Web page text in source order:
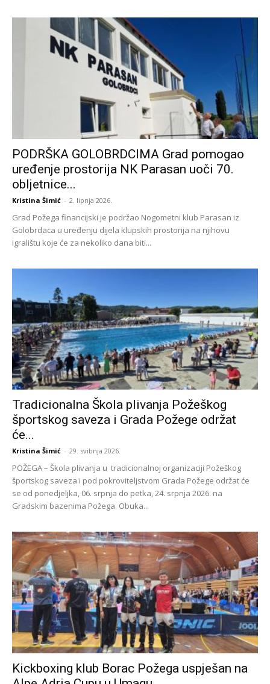
PODRŠKA GOLOBRDCIMA Grad pomogao
uređenje prostorija NK Parasan uoči 70.
obljetnice...
Kristina Šimić - 2. lipnja 2026.
Grad Požega financijski je podržao Nogometni klub Parasan iz
Golobrdaca u uređenju dijela klupskih prostorija na njihovu
igralištu koje će za nekoliko dana biti...
Tradicionalna Škola plivanja Požeškog
športskog saveza i Grada Požege održat
će...
Kristina Šimić - 29. svibnja 2026.
POŽEGA – Škola plivanja u tradicionalnoj organizaciji Požeškog
športskog saveza i pod pokroviteljstvom Grada Požege održat će
se od ponedjeljka, 06. srpnja do petka, 24. srpnja 2026. na
Gradskim bazenima Požega. Obuka...
Kickboxing klub Borac Požega uspješan na